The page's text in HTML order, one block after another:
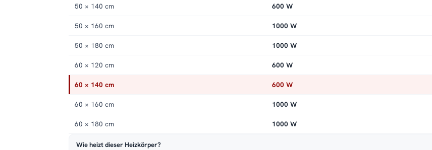
50 × 140 cm 600 W
50 × 160 cm 1000 W
50 × 180 cm 1000 W
60 × 120 cm 600 W
60 × 140 cm 600 W
60 × 160 cm 1000 W
60 × 180 cm 1000 W
Wie heizt dieser Heizkörper?